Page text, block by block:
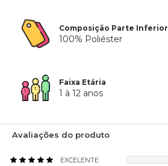
Composição Parte Inferior
100% Poliéster
Faixa Etária
1 à 12 anos
Avaliações do produto
EXCELENTE